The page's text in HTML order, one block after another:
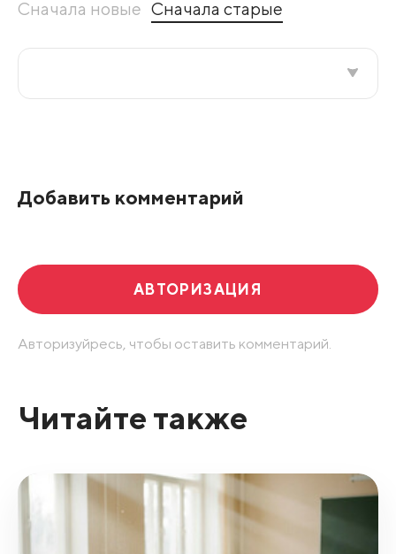
Сначала новые Сначала старые
Добавить комментарий
АВТОРИЗАЦИЯ
Авторизуйресь, чтобы оставить комментарий.
Читайте также